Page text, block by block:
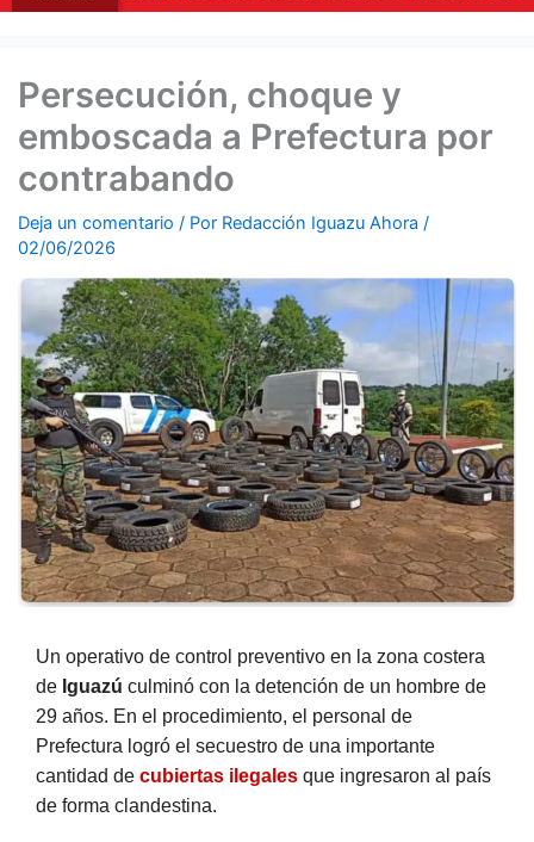
Persecución, choque y
emboscada a Prefectura por
contrabando
Deja un comentario / Por Redacción Iguazu Ahora /
02/06/2026
Un operativo de control preventivo en la zona costera
de Iguazú culminó con la detención de un hombre de
29 años. En el procedimiento, el personal de
Prefectura logró el secuestro de una importante
cantidad de cubiertas ilegalesque ingresaron al país
de forma clandestina.